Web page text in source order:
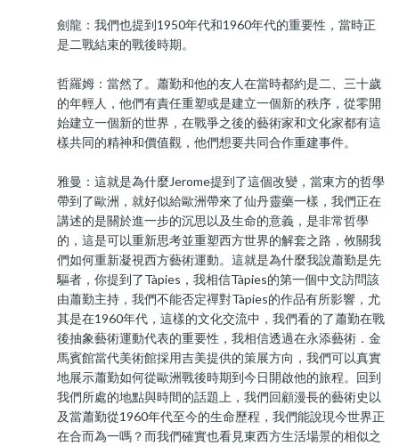
劍龍：我們也提到1950年代和1960年代的重要性，當時正
是二戰結束的戰後時期。
哲羅姆：當然了。蕭勤和他的友人在當時都約是二、三十歲
的年輕人，他們有責任重塑或是建立一個新的秩序，從零開
始建立一個新的世界，在戰爭之後的藝術家和文化家都有這
樣共同的精神和價值觀，他們想要共同合作重建事件。
雅曼：這就是為什麼Jerome提到了這個改變，當東方的哲學
帶到了歐洲，就好似給歐洲帶來了仙丹靈藥一樣，我們正在
講述的是關於進一步的沉思以及生命的意義，是非常哲學
的，這是可以重新思考並重塑西方世界的解套之路，攸關我
們如何重新凝視西方藝術運動。這就是為什麼我說蕭勤是先
驅者，你提到了Tàpies，我相信Tàpies的第一個中文訪問該
由蕭勤主持，我們不能否定禪對Tàpies的作品有所影響，尤
其是在1960年代，這樣的文化交流中，我們看的了蕭勤在戰
後抽象藝術運動代表的重要性，我相信透過在永添藝術．金
馬賓館當代美術館採用吉美提供的策展方向，我們可以真實
地展示蕭勤如何從歐洲戰後時期到今日開啟他的旅程。回到
我們所處的地點與時間的話題上，我們回顧漫長的藝術史以
及當蕭勤從1960年代至今的生命歷程，我們能說現今世界正
在合而為一嗎？而我們確實也看見東西方生活場景的相似之